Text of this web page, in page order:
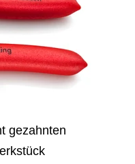
gezahnten